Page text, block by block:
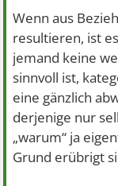
Wenn aus
resultieren, ist
jemand keine
sinnvoll ist,
eine gänzlich
derjenige nur
„warum“ ja
Grund erübrigt